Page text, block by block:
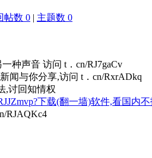
帖数 0 | 主题数 0
种声音 访问 t．cn/RJ7gaCv
闻与你分享,访问 t．cn/RxrADkq
,讨回知情权
下载(翻一墙)软件,看国内
RJAQKc4